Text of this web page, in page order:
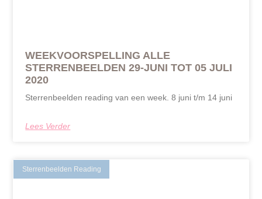
WEEKVOORSPELLING ALLE
STERRENBEELDEN 29-JUNI TOT 05 JULI
2020
Sterrenbeelden reading van een week. 8 juni t/m 14 juni
Lees Verder
Sterrenbeelden Reading